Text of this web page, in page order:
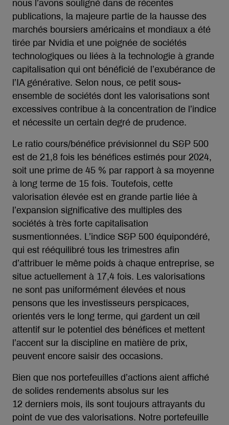
nous l’avons souligné dans de récentes
publications, la majeure partie de la hausse des
marchés boursiers américains et mondiaux a été
tirée par Nvidia et une poignée de sociétés
technologiques ou liées à la technologie à grande
capitalisation qui ont bénéficié de l’exubérance de
l’IA générative. Selon nous, ce petit sous-
ensemble de sociétés dont les valorisations sont
excessives contribue à la concentration de l’indice
et nécessite un certain degré de prudence.
Le ratio cours/bénéfice prévisionnel du S&P 500
est de 21,8 fois les bénéfices estimés pour 2024,
soit une prime de 45 % par rapport à sa moyenne
à long terme de 15 fois. Toutefois, cette
valorisation élevée est en grande partie liée à
l’expansion significative des multiples des
sociétés à très forte capitalisation
susmentionnées. L’indice S&P 500 équipondéré,
qui est rééquilibré tous les trimestres afin
d’attribuer le même poids à chaque entreprise, se
situe actuellement à 17,4 fois. Les valorisations
ne sont pas uniformément élevées et nous
pensons que les investisseurs perspicaces,
orientés vers le long terme, qui gardent un œil
attentif sur le potentiel des bénéfices et mettent
l’accent sur la discipline en matière de prix,
peuvent encore saisir des occasions.
Bien que nos portefeuilles d’actions aient affiché
de solides rendements absolus sur les
12 derniers mois, ils sont toujours attrayants du
point de vue des valorisations. Notre portefeuille